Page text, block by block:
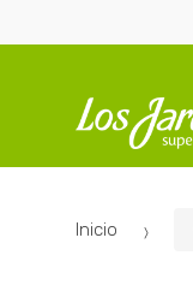
Inicio